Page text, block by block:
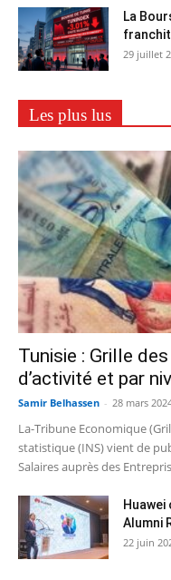
La
29 juillet
Les plus lus
Tunisie : Grille
d’activité et par
Samir Belhassen - 28 mars
La-Tribune Economique
statistique (INS) vient de
Salaires auprès des
Alumni
22 juin